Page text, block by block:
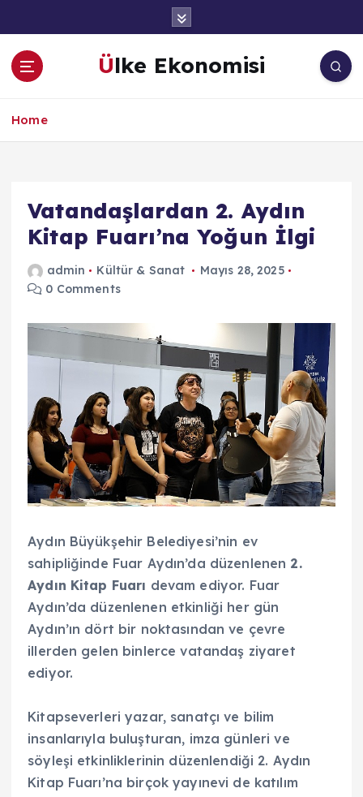
a
Ülke Ekonomisi
Home
Vatandaşlardan 2. Aydın
Kitap Fuarı’na Yoğun İlgi
admin Kültür & Sanat
Mayıs 28, 2025
0 Comments
Aydın Büyükşehir Belediyesi’nin ev
sahipliğinde Fuar Aydın’da düzenlenen 2.
Aydın Kitap Fuarı devam ediyor. Fuar
Aydın’da düzenlenen etkinliği her gün
Aydın’ın dört bir noktasından ve çevre
illerden gelen binlerce vatandaş ziyaret
ediyor.
Kitapseverleri yazar, sanatçı ve bilim
insanlarıyla buluşturan, imza günleri ve
söyleşi etkinliklerinin düzenlendiği 2. Aydın
Kitap Fuarı’na birçok yayınevi de katılım